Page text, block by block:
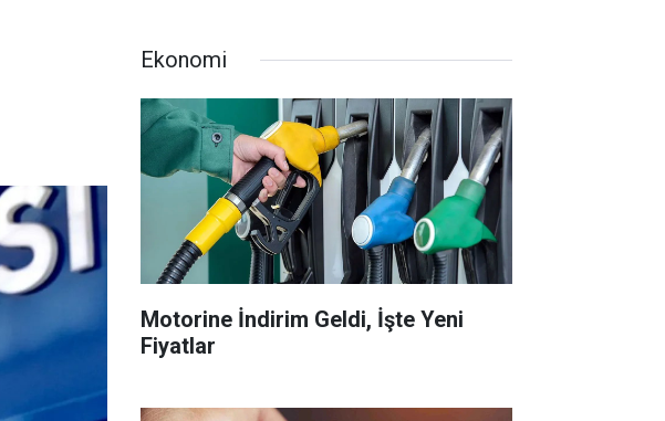
Ekonomi
Motorine İndirim Geldi, İşte Yeni
Fiyatlar